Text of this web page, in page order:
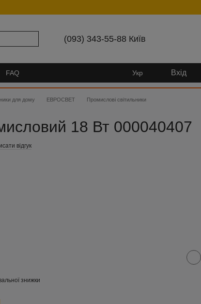
(093) 343-55-88 Київ
FAQ Укр Вхід
для дому ЕВРОСВЕТ
Промислові світильники
18 Вт 000040407
відгук
знижки